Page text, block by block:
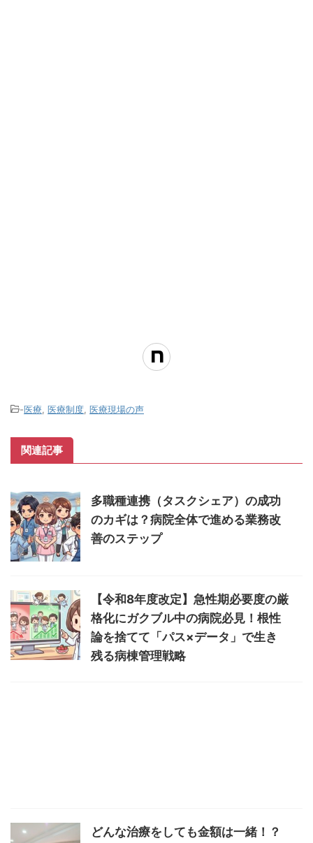
-医療, 医療制度, 医療現場の声
関連記事
多職種連携（タスクシェア）の成功
のカギは？病院全体で進める業務改
善のステップ
【令和8年度改定】急性期必要度の厳
格化にガクブル中の病院必見！根性
論を捨てて「パス×データ」で生き
残る病棟管理戦略
どんな治療をしても金額は一緒！？